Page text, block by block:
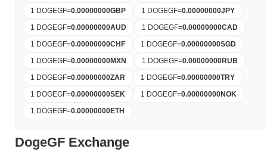
1 DOGEGF=0.00000000GBP 1 DOGEGF=0.00000000JPY
1 DOGEGF=0.00000000AUD 1 DOGEGF=0.00000000CAD
1 DOGEGF=0.00000000CHF 1 DOGEGF=0.00000000SGD
1 DOGEGF=0.00000000MXN 1 DOGEGF=0.00000000RUB
1 DOGEGF=0.00000000ZAR 1 DOGEGF=0.00000000TRY
1 DOGEGF=0.00000000SEK 1 DOGEGF=0.00000000NOK
1 DOGEGF=0.00000000ETH
DogeGF Exchange